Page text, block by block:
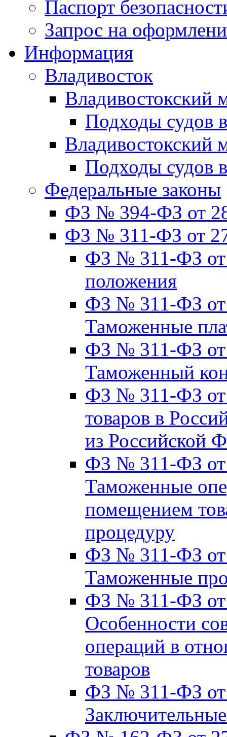
Паспорт
Запрос на
Информация
Владивосток
Владивостокский
Подходы судов
Владивостокский
Подходы судов
Федеральные законы
ФЗ № 394-ФЗ от
ФЗ № 311-ФЗ от
ФЗ № 311-ФЗ от
положения
ФЗ № 311-ФЗ от
Таможенные
ФЗ № 311-ФЗ от
Таможенный
ФЗ № 311-ФЗ от
товаров в
из Российской
ФЗ № 311-ФЗ от
Таможенные
помещением
процедуру
ФЗ № 311-ФЗ от
Таможенные
ФЗ № 311-ФЗ от
Особенности
операций в
товаров
ФЗ № 311-ФЗ от